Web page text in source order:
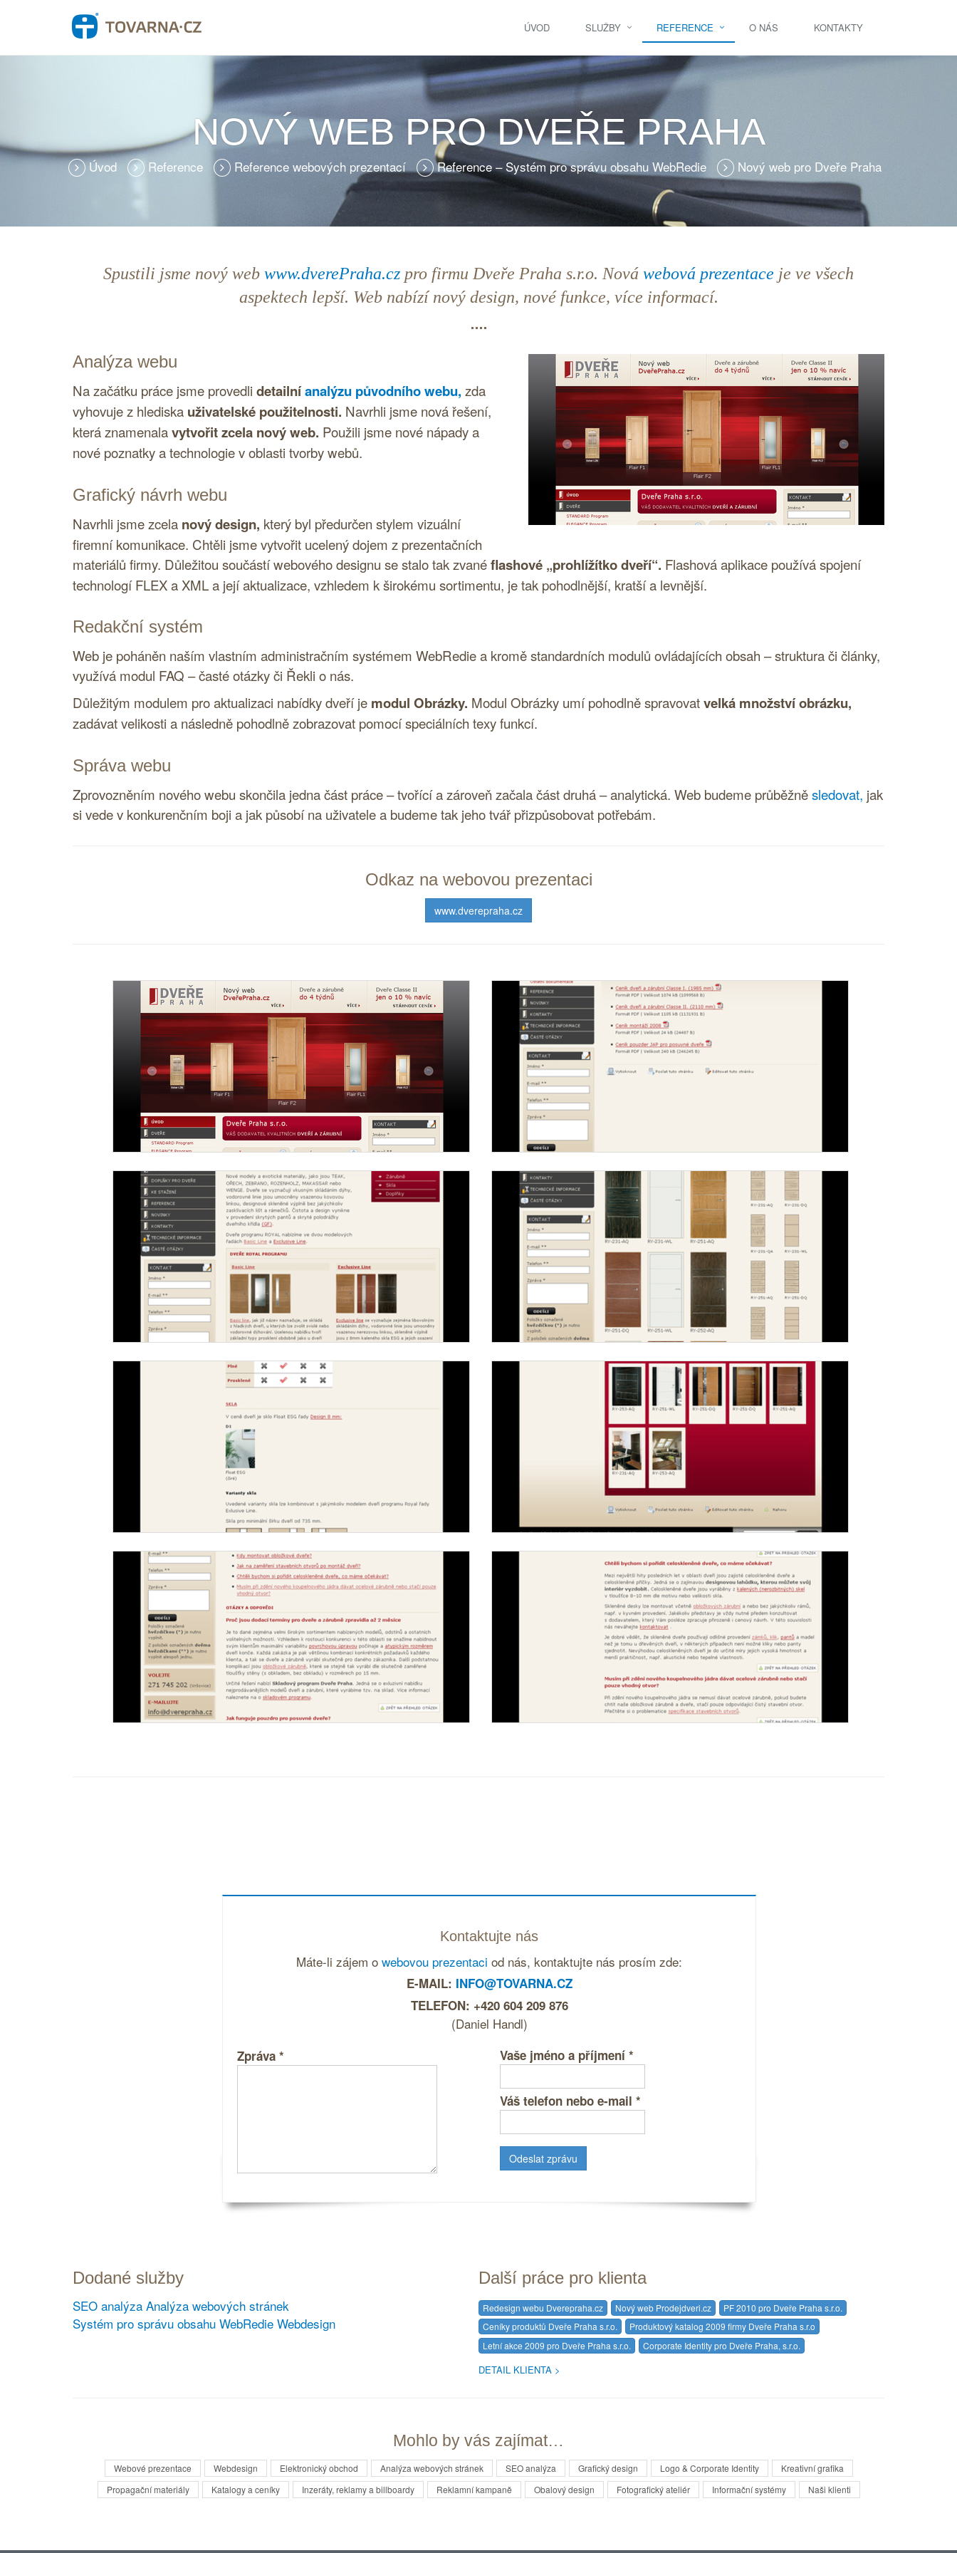
ÚVOD SLUŽBY REFERENCE O NÁS KONTAKTY
NOVÝ WEB PRO DVEŘE PRAHA
Úvod Reference Reference webových prezentací Reference – Systém pro správu obsahu WebRedie Nový web pro Dveře Praha
Spustili jsme nový web www.dverePraha.cz pro firmu Dveře Praha s.r.o. Nová webová prezentace je ve všech
aspektech lepší. Web nabízí nový design, nové funkce, více informací.
Analýza webu
Na začátku práce jsme provedli detailníanalýzu původního webu, zda
vyhovuje z hlediska uživatelské použitelnosti. Navrhli jsme nová řešení,
která znamenalavytvořit zcela nový web. Použili jsme nové nápady a
nové poznatky a technologie v oblasti tvorby webů.
Grafický návrh webu
Navrhli jsme zcela nový design, který byl předurčen stylem vizuální
firemní komunikace. Chtěli jsme vytvořit ucelený dojem z prezentačních
materiálů firmy. Důležitou součástí webového designu se stalo tak zvanéflashové „prohlížítko dveří“. Flashová aplikace používá spojení
technologíFLEXa XMLa její aktualizace, vzhledem k širokému sortimentu, je tak pohodlnější, kratší a levnější.
Redakční systém
Web je poháněn naším vlastním administračním systémem WebRedie a kromě standardních modulů ovládajících obsah – struktura či články,
využívá modul FAQ – časté otázky či Řekli o nás.
Důležitým modulem pro aktualizaci nabídky dveří je modul Obrázky. Modul Obrázky umí pohodlně spravovatvelká množství obrázku,
zadávat velikosti a následně pohodlně zobrazovat pomocí speciálních texy funkcí.
Správa webu
Zprovozněním nového webu skončila jedna část práce – tvořící a zároveň začala část druhá – analytická. Web budeme průběžněsledovat, jak
si vede v konkurenčním boji a jak působí na uživatele a budeme tak jeho tvář přizpůsobovat potřebám.
Odkaz na webovou prezentaci
www.dverepraha.cz
Kontaktujte nás
Máte-li zájem o webovou prezentaci od nás, kontaktujte nás prosím zde:
E-MAIL: INFO@TOVARNA.CZ
TELEFON: +420 604 209 876
(Daniel Handl)
Zpráva * Vaše jméno a příjmení *
Váš telefon nebo e-mail *
Dodané služby
SEO analýza Analýza webových stránek
Systém pro správu obsahu WebRedie Webdesign
Další práce pro klienta
Redesign webu Dverepraha.cz Nový web Prodejdveri.cz
PF 2010 pro Dveře Praha s.r.o.
Ceníky produktů Dveře Praha s.r.o.
Produktový katalog 2009 firmy Dveře Praha s.r.o
Letní akce 2009 pro Dveře Praha s.r.o.
Corporate Identity pro Dveře Praha, s.r.o.
DETAIL KLIENTA
Mohlo by vás zajímat…
Webové prezentace Webdesign Elektronický obchod Analýza webových stránek SEO analýza Grafický design Logo & Corporate Identity
Kreativní grafika
Propagační materiály
Katalogy a ceníky Inzeráty, reklamy a billboardy Reklamní kampaně Obalový design Fotografický ateliér Informační systémy Naši klienti